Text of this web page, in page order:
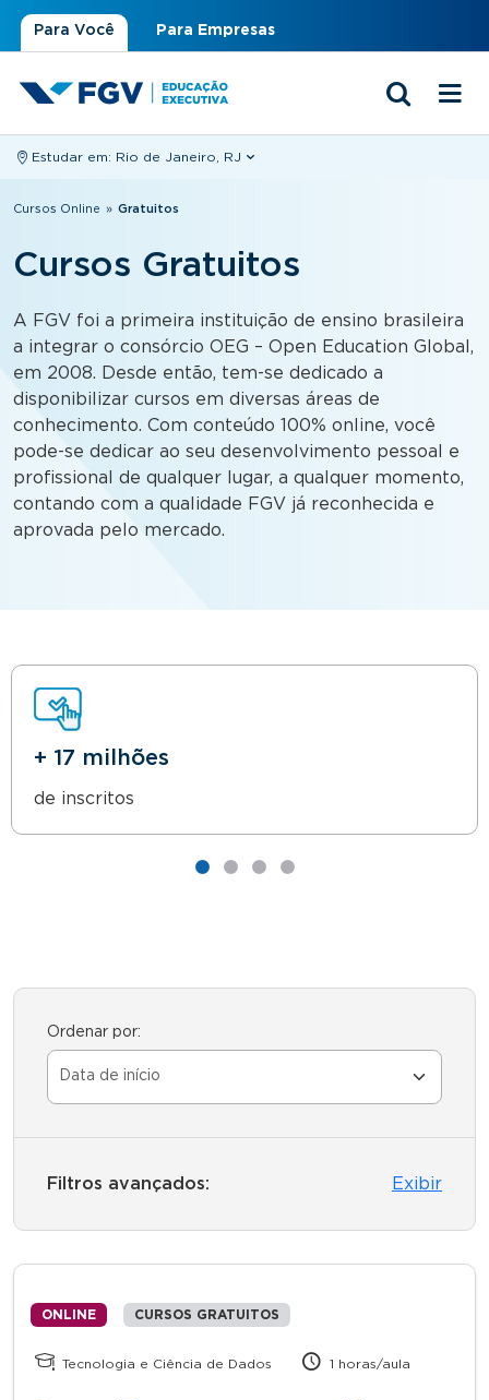
Para Você Para Empresas
Estudar em: Rio de Janeiro, RJ
Você está aqui
Cursos Online » Gratuitos
Cursos Gratuitos
A FGV foi a primeira instituição de ensino brasileira
a integrar o consórcio OEG – Open Education Global,
em 2008. Desde então, tem-se dedicado a
disponibilizar cursos em diversas áreas de
conhecimento. Com conteúdo 100% online, você
pode-se dedicar ao seu desenvolvimento pessoal e
profissional de qualquer lugar, a qualquer momento,
contando com a qualidade FGV já reconhecida e
aprovada pelo mercado.
+ 17 milhões
de inscritos
Ordenar por:
Filtros avançados: Exibir
ONLINE CURSOS GRATUITOS
Tecnologia e Ciência de Dados 1 horas/aula